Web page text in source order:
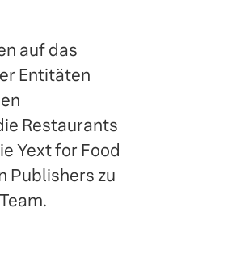
auf das
Entitäten
Restaurants
Yext for Food
Publishers zu